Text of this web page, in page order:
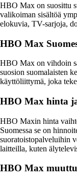
HBO Max on suosittu
valikoiman sisältöä
elokuvia, TV-sarjoja,
HBO Max
HBO Max on vihdoin
suosion suomalaisten
käyttöliittymä, joka
HBO Max hinta
HBO Maxin hinta
Suomessa se on
suoratoistopalveluihin
laitteilla, kuten
HBO Max